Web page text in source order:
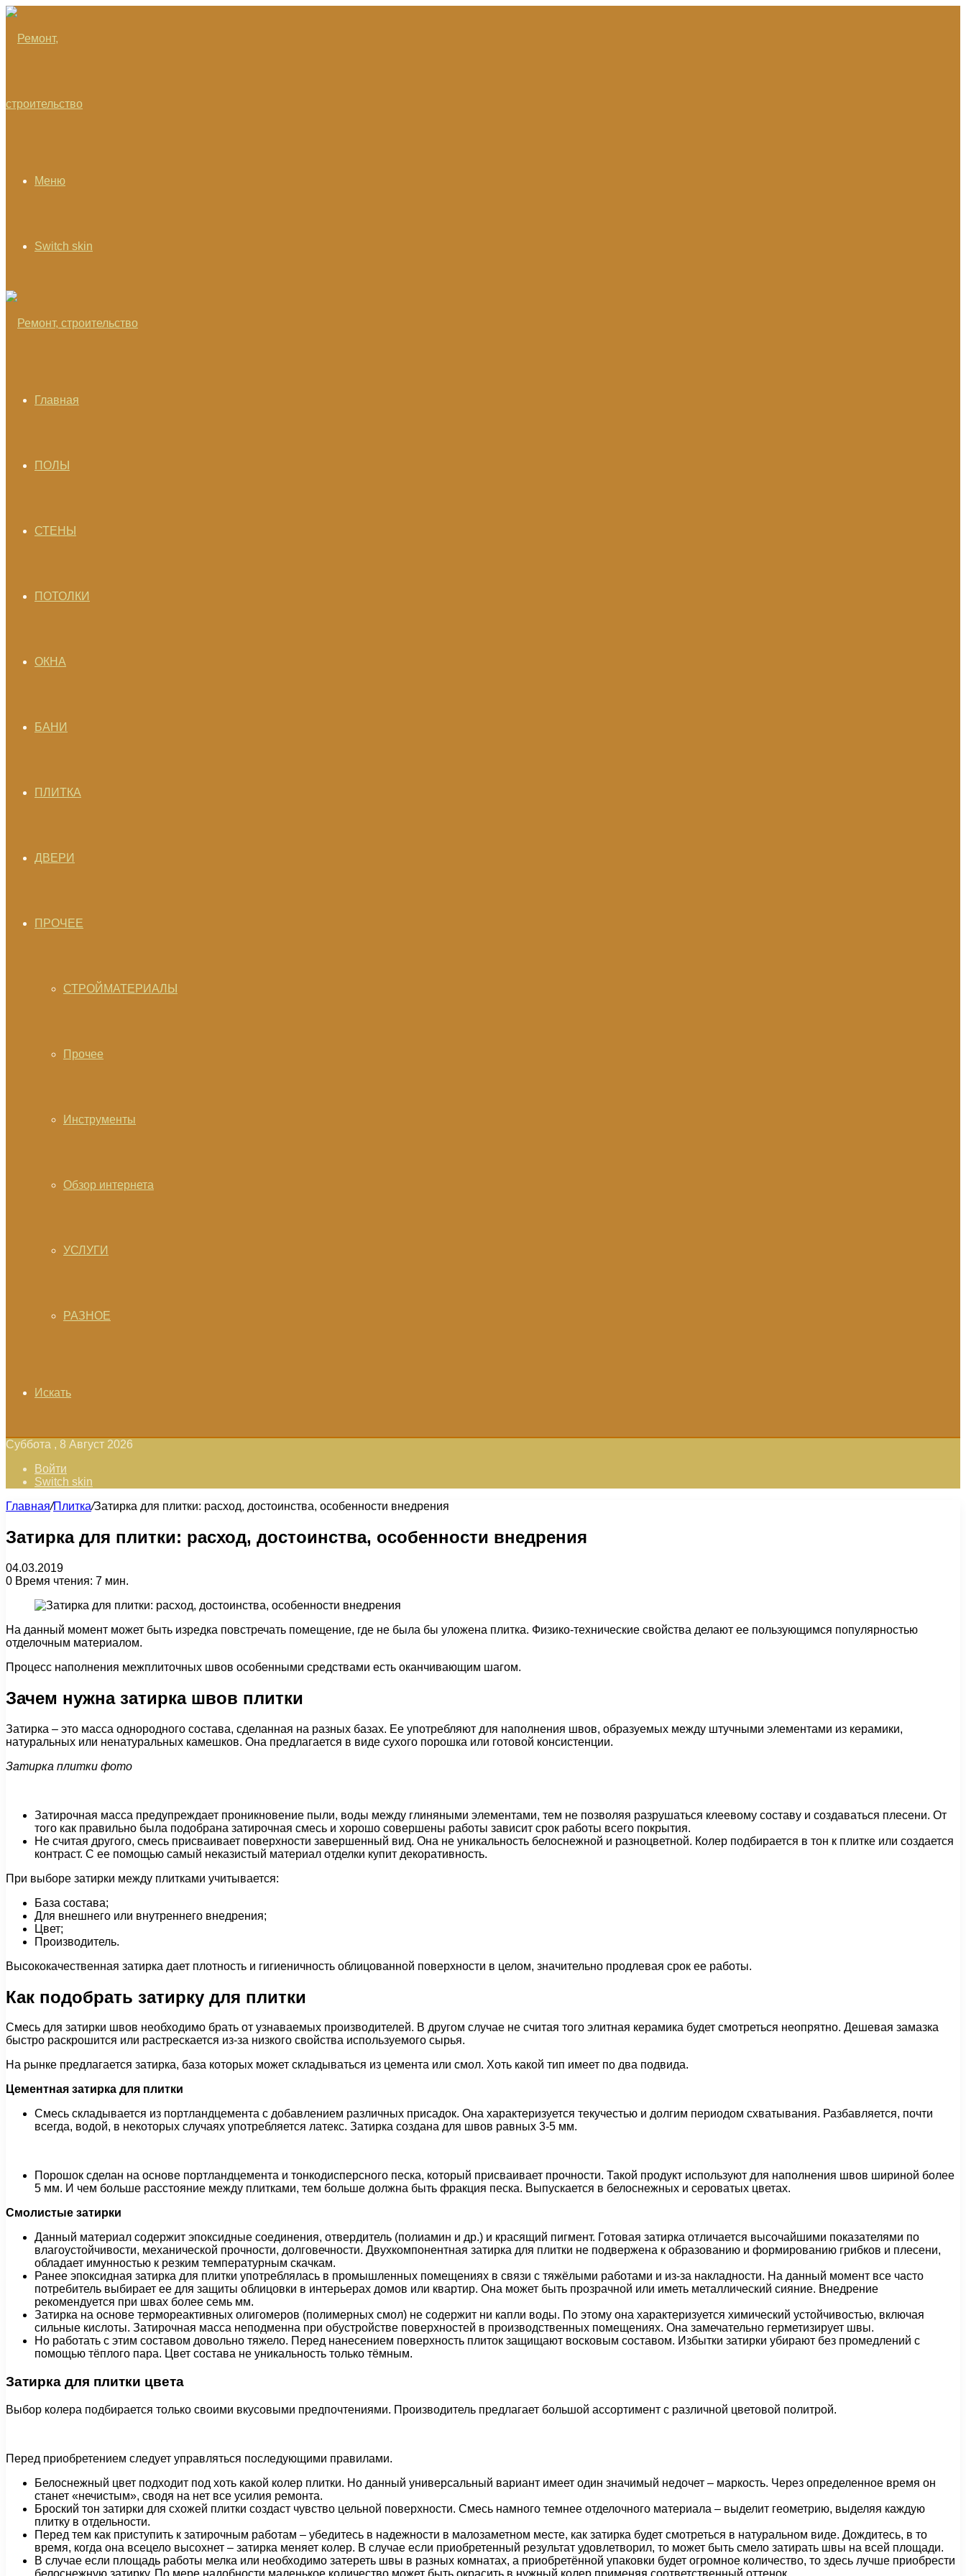
Меню
Switch skin
Главная
ПОЛЫ
СТЕНЫ
ПОТОЛКИ
ОКНА
БАНИ
ПЛИТКА
ДВЕРИ
ПРОЧЕЕ
СТРОЙМАТЕРИАЛЫ
Прочее
Инструменты
Обзор интернета
УСЛУГИ
РАЗНОЕ
Искать
Суббота , 8 Август 2026
Войти
Switch skin
Главная/Плитка/Затирка для плитки: расход, достоинства, особенности внедрения
Затирка для плитки: расход, достоинства, особенности внедрения
04.03.2019
0 Время чтения: 7 мин.
На данный момент может быть изредка повстречать помещение, где не была бы уложена плитка. Физико-технические свойства делают ее пользующимся популярностью
отделочным материалом.
Процесс наполнения межплиточных швов особенными средствами есть оканчивающим шагом.
Зачем нужна затирка швов плитки
Затирка – это масса однородного состава, сделанная на разных базах. Ее употребляют для наполнения швов, образуемых между штучными элементами из керамики,
натуральных или ненатуральных камешков. Она предлагается в виде сухого порошка или готовой консистенции.
Затирка плитки фото
Затирочная масса предупреждает проникновение пыли, воды между глиняными элементами, тем не позволяя разрушаться клеевому составу и создаваться плесени. От
того как правильно была подобрана затирочная смесь и хорошо совершены работы зависит срок работы всего покрытия.
Не считая другого, смесь присваивает поверхности завершенный вид. Она не уникальность белоснежной и разноцветной. Колер подбирается в тон к плитке или создается
контраст. С ее помощью самый неказистый материал отделки купит декоративность.
При выборе затирки между плитками учитывается:
База состава;
Для внешнего или внутреннего внедрения;
Цвет;
Производитель.
Высококачественная затирка дает плотность и гигиеничность облицованной поверхности в целом, значительно продлевая срок ее работы.
Как подобрать затирку для плитки
Смесь для затирки швов необходимо брать от узнаваемых производителей. В другом случае не считая того элитная керамика будет смотреться неопрятно. Дешевая замазка
быстро раскрошится или растрескается из-за низкого свойства используемого сырья.
На рынке предлагается затирка, база которых может складываться из цемента или смол. Хоть какой тип имеет по два подвида.
Цементная затирка для плитки
Смесь складывается из портландцемента с добавлением различных присадок. Она характеризуется текучестью и долгим периодом схватывания. Разбавляется, почти
всегда, водой, в некоторых случаях употребляется латекс. Затирка создана для швов равных 3-5 мм.
Порошок сделан на основе портландцемента и тонкодисперсного песка, который присваивает прочности. Такой продукт используют для наполнения швов шириной более
5 мм. И чем больше расстояние между плитками, тем больше должна быть фракция песка. Выпускается в белоснежных и сероватых цветах.
Смолистые затирки
Данный материал содержит эпоксидные соединения, отвердитель (полиамин и др.) и красящий пигмент. Готовая затирка отличается высочайшими показателями по
влагоустойчивости, механической прочности, долговечности. Двухкомпонентная затирка для плитки не подвержена к образованию и формированию грибков и плесени,
обладает имунностью к резким температурным скачкам.
Ранее эпоксидная затирка для плитки употреблялась в промышленных помещениях в связи с тяжёлыми работами и из-за накладности. На данный момент все часто
потребитель выбирает ее для защиты облицовки в интерьерах домов или квартир. Она может быть прозрачной или иметь металлический сияние. Внедрение
рекомендуется при швах более семь мм.
Затирка на основе термореактивных олигомеров (полимерных смол) не содержит ни капли воды. По этому она характеризуется химический устойчивостью, включая
сильные кислоты. Затирочная масса неподменна при обустройстве поверхностей в производственных помещениях. Она замечательно герметизирует швы.
Но работать с этим составом довольно тяжело. Перед нанесением поверхность плиток защищают восковым составом. Избытки затирки убирают без промедлений с
помощью тёплого пара. Цвет состава не уникальность только тёмным.
Затирка для плитки цвета
Выбор колера подбирается только своими вкусовыми предпочтениями. Производитель предлагает большой ассортимент с различной цветовой политрой.
Перед приобретением следует управляться последующими правилами.
Белоснежный цвет подходит под хоть какой колер плитки. Но данный универсальный вариант имеет один значимый недочет – маркость. Через определенное время он
станет «нечистым», сводя на нет все усилия ремонта.
Броский тон затирки для схожей плитки создаст чувство цельной поверхности. Смесь намного темнее отделочного материала – выделит геометрию, выделяя каждую
плитку в отдельности.
Перед тем как приступить к затирочным работам – убедитесь в надежности в малозаметном месте, как затирка будет смотреться в натуральном виде. Дождитесь, в то
время, когда она всецело высохнет – затирка меняет колер. В случае если приобретенный результат удовлетворил, то может быть смело затирать швы на всей площади.
В случае если площадь работы мелка или необходимо затереть швы в разных комнатах, а приобретённой упаковки будет огромное количество, то здесь лучше приобрести
белоснежную затирку. По мере надобности маленькое количество может быть окрасить в нужный колер применяя соответственный оттенок.